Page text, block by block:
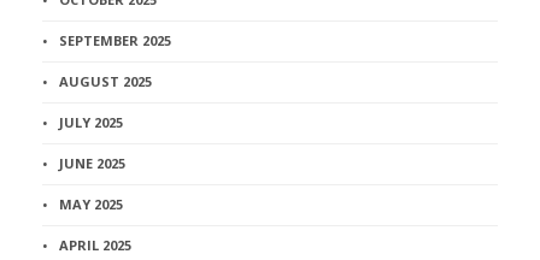
SEPTEMBER 2025
AUGUST 2025
JULY 2025
JUNE 2025
MAY 2025
APRIL 2025